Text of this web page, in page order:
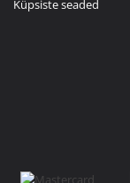
Küpsiste seaded